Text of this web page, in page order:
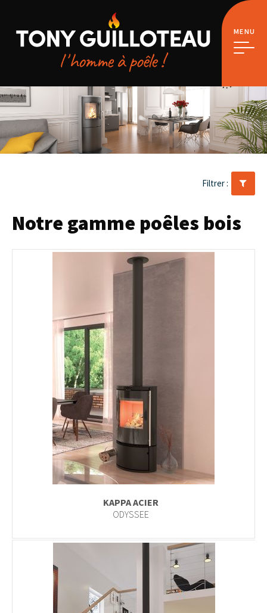
MENU
Notre gamme poêles bois
KAPPA ACIER
ODYSSEE